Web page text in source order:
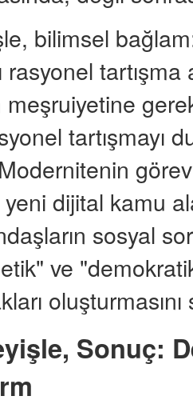
bilimsel
rasyonel tartışma
meşruiyetine
tartışmayı
dijital kamu
sosyal
ve
oluşturmasını
Sonuç: